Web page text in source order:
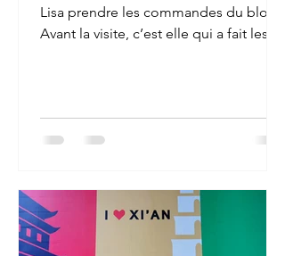
Lisa prendre les commandes du blog.
Avant la visite, c’est elle qui a fait les